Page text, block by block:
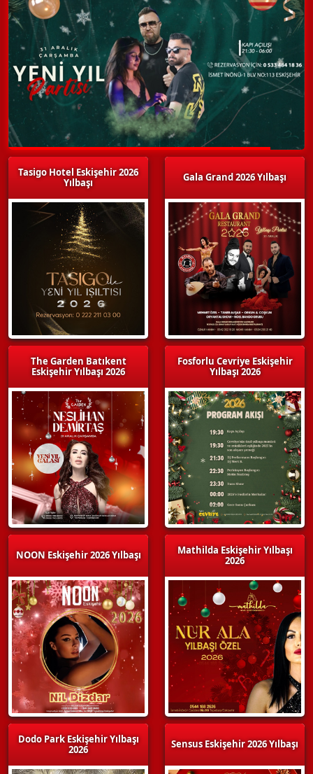
Tasigo Hotel Eskişehir 2026
Yılbaşı
The Garden Batıkent
Eskişehir Yılbaşı 2026
NOON Eskişehir 2026 Yılbaşı
Dodo Park Eskişehir Yılbaşı
2026
Gala Grand 2026 Yılbaşı
Fosforlu Cevriye Eskişehir
Yılbaşı 2026
Mathilda Eskişehir Yılbaşı
2026
Sensus Eskişehir 2026 Yılbaşı